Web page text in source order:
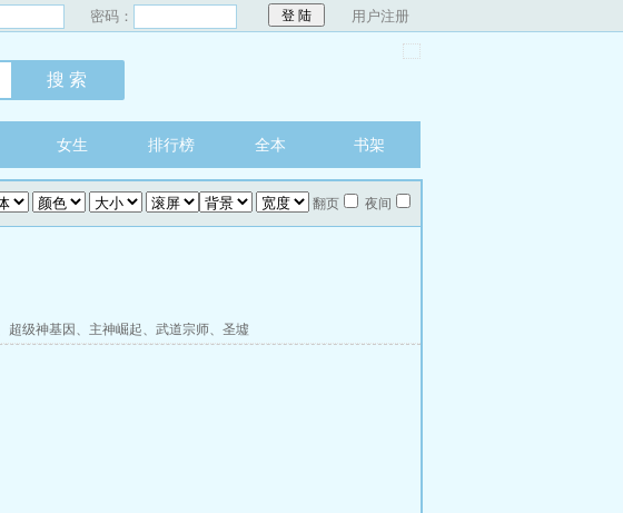
密码： 用户注册
女生 排行榜 全本 书架
翻页 夜间
超级神基因、 主神崛起、 武道宗师、 圣墟